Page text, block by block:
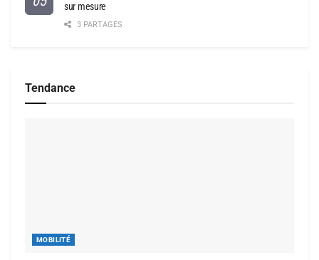
sur mesure
3 PARTAGES
Tendance
MOBILITÉ